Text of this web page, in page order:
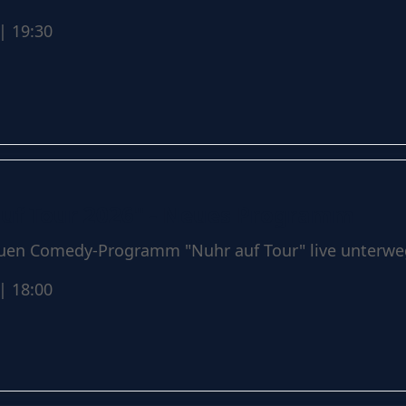
| 19:30
Comedy-Programm "Nuhr auf Tour" live
| 18:00